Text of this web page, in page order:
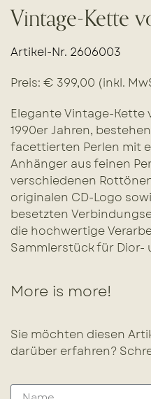
Vintage-Kette
Artikel-Nr. 2606003
Preis: € 399,00 (inkl.
Elegante Vintage-Kette
1990er Jahren,
facettierten Perlen mit
Anhänger aus feinen
verschiedenen
originalen CD-Logo
besetzten
die hochwertige
Sammlerstück für Dior-
More is more!
Sie möchten diesen
darüber erfahren?